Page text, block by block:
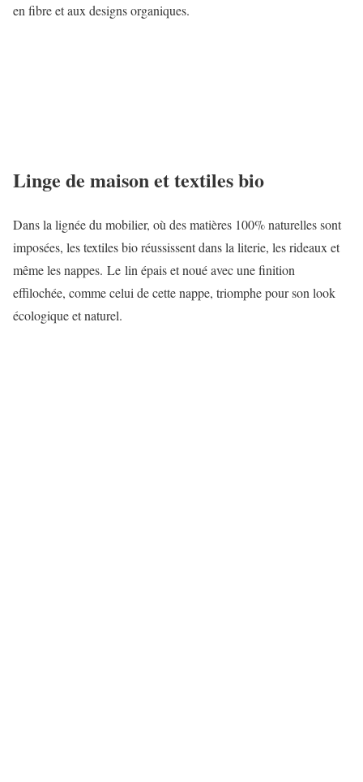
en fibre et aux designs organiques.
Linge de maison et textiles bio
Dans la lignée du mobilier, où des matières 100% naturelles sont
imposées, les textiles bio réussissent dans la literie, les rideaux et
même les nappes. Le lin épais et noué avec une finition
effilochée, comme celui de cette nappe, triomphe pour son look
écologique et naturel.